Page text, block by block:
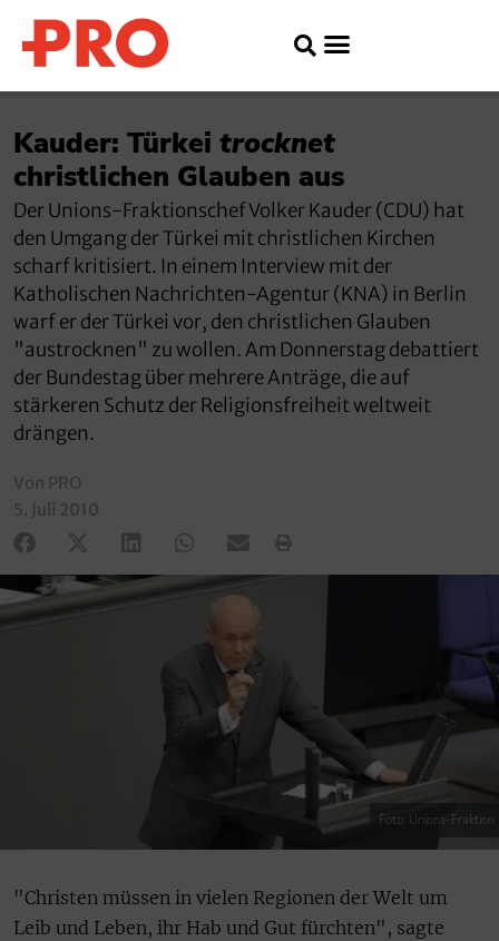
Kauder: Türkei trocknet
christlichen Glauben aus
Der Unions-Fraktionschef Volker Kauder (CDU) hat
den Umgang der Türkei mit christlichen Kirchen
scharf kritisiert. In einem Interview mit der
Katholischen Nachrichten-Agentur (KNA) in Berlin
warf er der Türkei vor, den christlichen Glauben
"austrocknen" zu wollen. Am Donnerstag debattiert
der Bundestag über mehrere Anträge, die auf
stärkeren Schutz der Religionsfreiheit weltweit
drängen.
Von PRO
5. Juli 2010
Foto: Unions-Fraktion
"Christen müssen in vielen Regionen der Welt um
Leib und Leben, ihr Hab und Gut fürchten", sagte